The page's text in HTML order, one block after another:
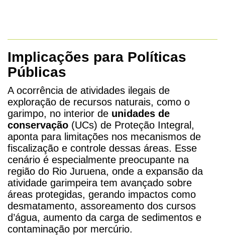
Implicações para Políticas
Públicas
A ocorrência de atividades ilegais de
exploração de recursos naturais, como o
garimpo, no interior de unidades de
conservação (UCs) de Proteção Integral,
aponta para limitações nos mecanismos de
fiscalização e controle dessas áreas. Esse
cenário é especialmente preocupante na
região do Rio Juruena, onde a expansão da
atividade garimpeira tem avançado sobre
áreas protegidas, gerando impactos como
desmatamento, assoreamento dos cursos
d’água, aumento da carga de sedimentos e
contaminação por mercúrio.